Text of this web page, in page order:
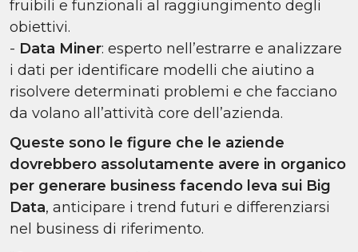
fruibili e funzionali al raggiungimento degli
obiettivi.
- Data Miner: esperto nell’estrarre e analizzare
i dati per identificare modelli che aiutino a
risolvere determinati problemi e che facciano
da volano all’attività core dell’azienda.
Queste sono le figure che le aziende
dovrebbero assolutamente avere in organico
per generare business facendo leva sui Big
Data, anticipare i trend futuri e differenziarsi
nel business di riferimento.